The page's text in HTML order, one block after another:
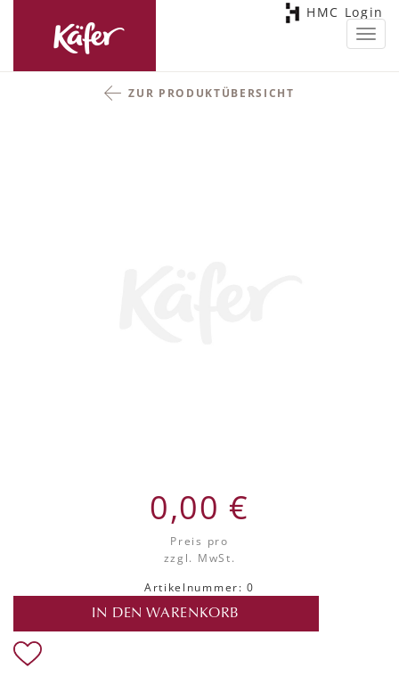
HMC Login
ZUR PRODUKTÜBERSICHT
0,00 €
Preis pro
zzgl. MwSt.
Artikelnummer: 0
IN DEN WARENKORB